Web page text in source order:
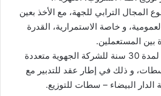
المجال الترابي للجهة، مع الأخذ بعين
و خاصة الاستمرارية، القدرة
بين المستعملين.
و قد تم إسناد هذه المهمة لمدة 30 سنة للشركة الجهوية متعددة
و ذلك في إطار عقد للتدبير مع
الدار البيضاء – سطات للتوزيع.